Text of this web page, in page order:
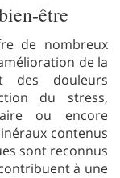
être
de nombreux
de la
des douleurs
du stress,
ou encore
contenus
sont reconnus
à une